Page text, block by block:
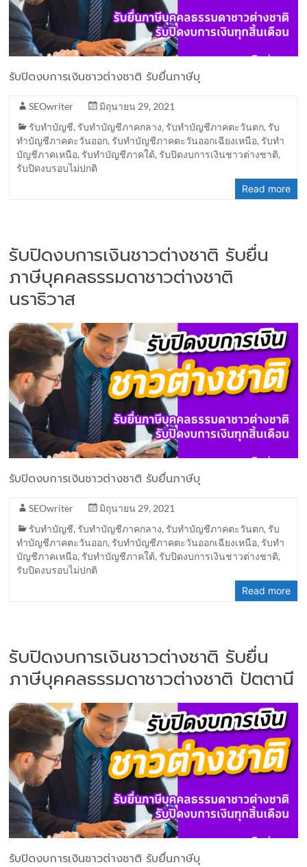
รับปิดงบการเงินชาวต่างชาติ รับยื่นภาษีบุ
SEOwriter
มิถุนายน 29, 2021
รับทำบัญชี, รับทำบัญชีภาคกลาง, รับทำบัญชีภาคตะวันตก, รับ
ทำบัญชีภาคตะวันออก, รับทำบัญชีภาคตะวันออกเฉียงเหนือ, รับทำ
บัญชีภาคเหนือ, รับทำบัญชีภาคใต้, รับปิดงบการเงินชาวต่างชาติ,
รับปิดงบรอบไม่ปกติ
Read more
รับปิดงบการเงินชาวต่างชาติ รับยื่น
ภาษีบุคคลธรรมดาชาวต่างชาติ
นราธิวาส
รับปิดงบการเงินชาวต่างชาติ รับยื่นภาษีบุ
SEOwriter
มิถุนายน 29, 2021
รับทำบัญชี, รับทำบัญชีภาคกลาง, รับทำบัญชีภาคตะวันตก, รับ
ทำบัญชีภาคตะวันออก, รับทำบัญชีภาคตะวันออกเฉียงเหนือ, รับทำ
บัญชีภาคเหนือ, รับทำบัญชีภาคใต้, รับปิดงบการเงินชาวต่างชาติ,
รับปิดงบรอบไม่ปกติ
Read more
รับปิดงบการเงินชาวต่างชาติ รับยื่น
ภาษีบุคคลธรรมดาชาวต่างชาติ ปัตตานี
รับปิดงบการเงินชาวต่างชาติ รับยื่นภาษีบุ